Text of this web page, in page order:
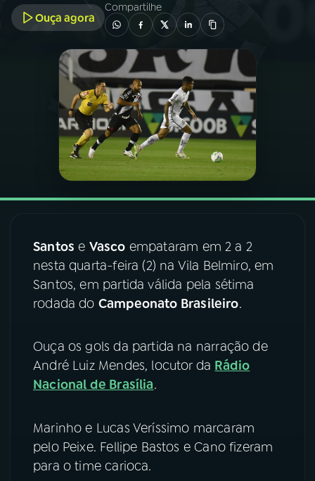
PROGRAMAÇÃO
PROGRAMAS
PODCASTS
VIDEOCASTS
08FESTIVAL DE MÚSICA
ACOMPANHE A RÁDIO NACIONAL
YouTube Facebook
Instagram
Ouça agora
Compartilhe
Santos e Vasco empataram em 2 a 2
nesta quarta-feira (2) na Vila Belmiro, em
Santos, em partida válida pela sétima
rodada do Campeonato Brasileiro.
Ouça os gols da partida na narração de
André Luiz Mendes, locutor da Rádio
Nacional de Brasília.
Marinho e Lucas Veríssimo marcaram
pelo Peixe. Fellipe Bastos e Cano fizeram
para o time carioca.